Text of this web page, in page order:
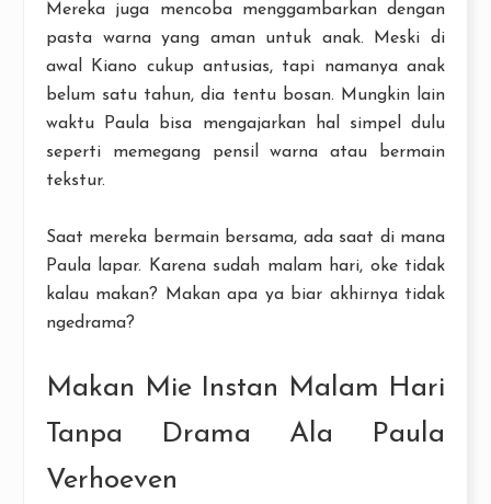
Mereka juga mencoba menggambarkan dengan
pasta warna yang aman untuk anak. Meski di
awal Kiano cukup antusias, tapi namanya anak
belum satu tahun, dia tentu bosan. Mungkin lain
waktu Paula bisa mengajarkan hal simpel dulu
seperti memegang pensil warna atau bermain
tekstur.
Saat mereka bermain bersama, ada saat di mana
Paula lapar. Karena sudah malam hari, oke tidak
kalau makan? Makan apa ya biar akhirnya tidak
ngedrama?
Makan Mie Instan Malam Hari
Tanpa Drama Ala Paula
Verhoeven